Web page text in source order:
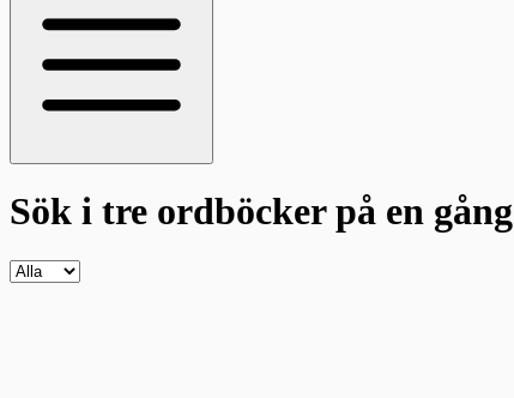
Sök i tre ordböckerpå en gång